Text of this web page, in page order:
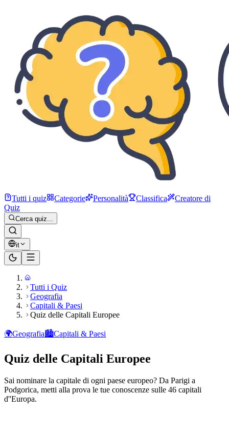
Tutti i quiz Categorie Personalità Classifica
Creatore di
Quiz
Cerca quiz...
it
Tutti i Quiz
Geografia
Capitali & Paesi
Quiz delle Capitali Europee
🌍Geografia🏙️Capitali & Paesi
Quiz delle Capitali Europee
Sai nominare la capitale di ogni paese europeo? Da Parigi a
Podgorica, metti alla prova le tue conoscenze sulle 46 capitali
d''Europa.